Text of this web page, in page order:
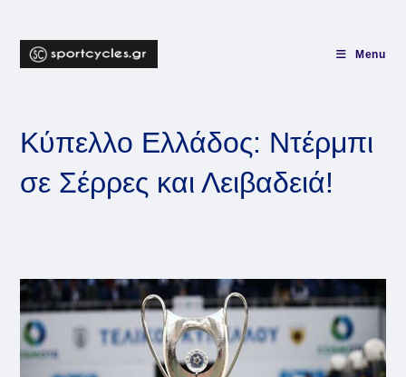
content
Menu
Κύπελλο Ελλάδος: Ντέρμπι
σε Σέρρες και Λειβαδειά!